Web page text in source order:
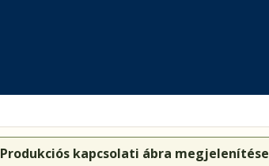
Produkciós kapcsolati ábra megjelenítése